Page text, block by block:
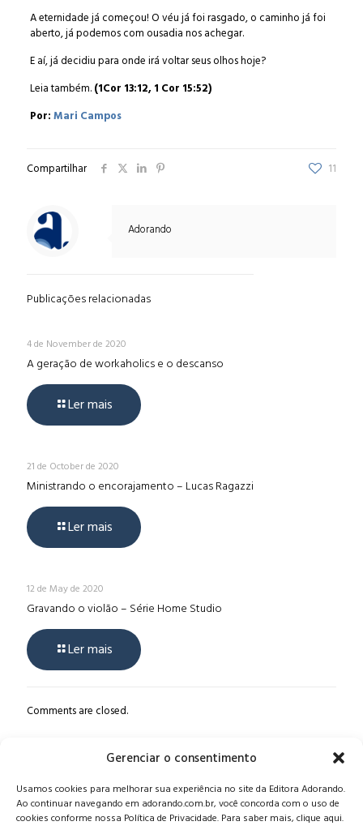
Gerenciar o consentimento
Usamos cookies para melhorar sua experiência no site da Editora Adorando.
Ao continuar navegando em adorando.com.br, você concorda com o uso de
cookies conforme nossa Política de Privacidade. Para saber mais, clique aqui.
A eternidade já começou! O véu já foi rasgado, o caminho já foi
aberto, já podemos com ousadia nos achegar.
E aí, já decidiu para onde irá voltar seus olhos hoje?
Leia também.(1Cor 13:12, 1 Cor 15:52)
Por:Mari Campos
Compartilhar 11
Adorando
Publicações relacionadas
4 de November de 2020
A geração de workaholics e o descanso
Ler mais
21 de October de 2020
Ministrando o encorajamento – Lucas Ragazzi
Ler mais
12 de May de 2020
Gravando o violão – Série Home Studio
Ler mais
Comments are closed.
Alameda Oscar Niemeyer, 1033 – 7º Andar - Portaria 04, Vila da
Serra - Nova Lima/MG, CEP: 34006-065 - MG
CONTATO:editora@adorando.com.br